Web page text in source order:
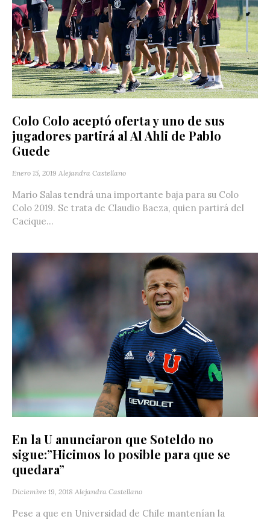
Colo Colo aceptó oferta y uno de sus
jugadores partirá al Al Ahli de Pablo
Guede
Enero 15, 2019 Alejandra Castellano
Mario Salas tendrá una importante baja para su Colo
Colo 2019. Se trata de Claudio Baeza, quien partirá del
Cacique...
En la U anunciaron que Soteldo no
sigue:”Hicimos lo posible para que se
quedara”
Diciembre 19, 2018 Alejandra Castellano
Pese a que en Universidad de Chile mantenían la